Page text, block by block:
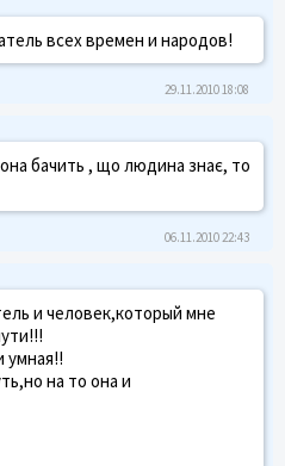
всех времен и народов!
29.11.2010 18:08
бачить , що людина знає, то
06.11.2010 22:43
и человек,который мне
умная!!
на то она и